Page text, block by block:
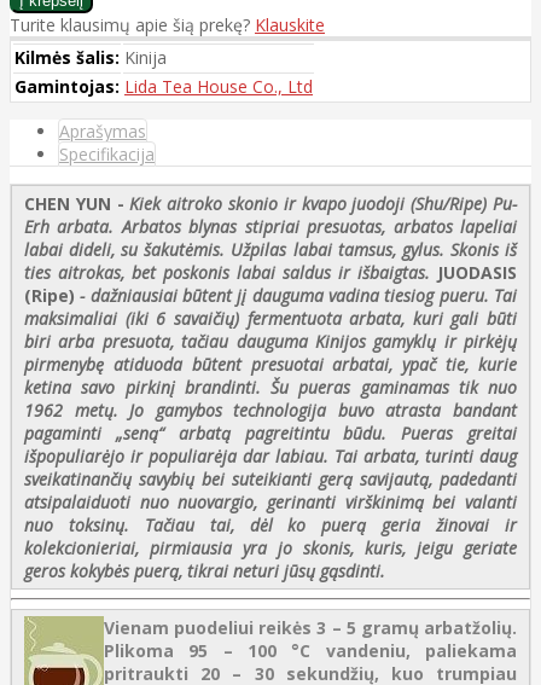
Turite klausimų apie šią prekę? Klauskite
Kilmės šalis: Kinija
Gamintojas: Lida Tea House Co., Ltd
Aprašymas
Specifikacija
CHEN YUN -Kiek aitroko skonio ir kvapo juodoji (Shu/Ripe) Pu-
Erh arbata. Arbatos blynas stipriai presuotas, arbatos lapeliai
labai dideli, su šakutėmis. Užpilas labai tamsus, gylus. Skonis iš
ties aitrokas, bet poskonis labai saldus ir išbaigtas. JUODASIS
(Ripe) - dažniausiai būtent jį dauguma vadina tiesiog pueru. Tai
maksimaliai (iki 6 savaičių) fermentuota arbata, kuri gali būti
biri arba presuota, tačiau dauguma Kinijos gamyklų ir pirkėjų
pirmenybę atiduoda būtent presuotai arbatai, ypač tie, kurie
ketina savo pirkinį brandinti. Šu pueras gaminamas tik nuo
1962 metų. Jo gamybos technologija buvo atrasta bandant
pagaminti „seną“ arbatą pagreitintu būdu. Pueras greitai
išpopuliarėjo ir populiarėja dar labiau. Tai arbata, turinti daug
sveikatinančių savybių bei suteikianti gerą savijautą, padedanti
atsipalaiduoti nuo nuovargio, gerinanti virškinimą bei valanti
nuo toksinų. Tačiau tai, dėl ko puerą geria žinovai ir
kolekcionieriai, pirmiausia yra jo skonis, kuris, jeigu geriate
geros kokybės puerą, tikrai neturi jūsų gąsdinti.
Vienam puodeliui reikės 3 – 5 gramų arbatžolių.
Plikoma 95 – 100 °C vandeniu, paliekama
pritraukti 20 – 30 sekundžių, kuo trumpiau